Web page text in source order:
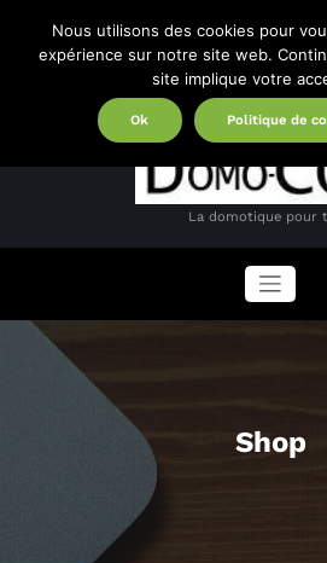
contenu
La domotique pour
Shop
Nous utilisons des cookies pour
expérience sur notre site web.
site implique votre
Ok Politique de